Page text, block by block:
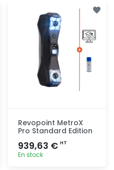
Revopoint MetroX
Pro Standard Edition
939,63 €HT
En stock